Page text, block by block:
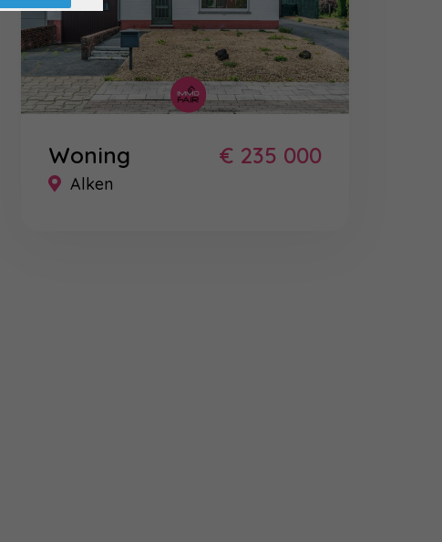
€ 235 000
Alken
Woning